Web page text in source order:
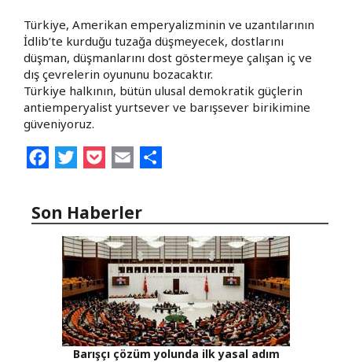
Türkiye, Amerikan emperyalizminin ve uzantılarının
İdlib’te kurduğu tuzağa düşmeyecek, dostlarını
düşman, düşmanlarını dost göstermeye çalışan iç ve
dış çevrelerin oyununu bozacaktır.
Türkiye halkının, bütün ulusal demokratik güçlerin
antiemperyalist yurtsever ve barışsever birikimine
güveniyoruz.
FacebookTwitterPocketEmail
Son Haberler
Barışçı çözüm yolunda ilk yasal adım